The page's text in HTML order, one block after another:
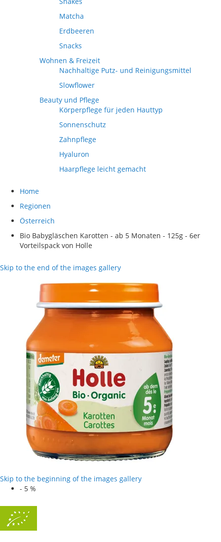
Matcha
Erdbeeren
Snacks
Wohnen & Freizeit
Nachhaltige Putz- und Reinigungsmittel
Slowflower
Beauty und Pflege
Körperpflege für jeden Hauttyp
Sonnenschutz
Zahnpflege
Hyaluron
Haarpflege leicht gemacht
Home
Regionen
Österreich
Bio Babygläschen Karotten - ab 5 Monaten - 125g - 6er
Vorteilspack von Holle
Skip to the end of the images gallery
Skip to the beginning of the images gallery
- 5 %